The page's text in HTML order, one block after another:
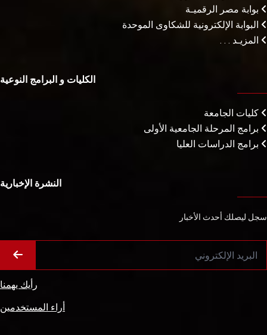
بوابة مصر الرقميـة
البوابة الإلكترونية للشكاوى الموحدة
المزيـد . . .
الكليات و البرامج النوعية
كليات الجامعة
برامج المرحلة الجامعية الأولى
برامج الدراسات العليا
النشرة الإخبارية
سجل ليصلك أحدث الأخبار
رأيك يهمنا
أراء المستخدمين